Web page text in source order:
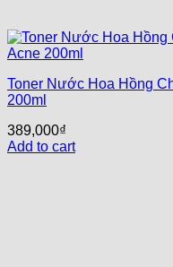
Toner Nước Hoa Hồng
200ml
389,000₫
Add to cart